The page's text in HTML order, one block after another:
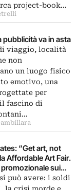
project-book…
pubblicità va in asta
viaggio, località
non
un luogo fisico
emotivo, una
per
fascino di
“Get art, not
Affordable Art Fair.
sui
di Milano
consigli per gli
può avere: i soldi
la crisi morde e